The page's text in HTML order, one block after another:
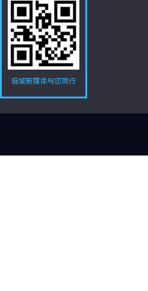
临城新媒体与您同行